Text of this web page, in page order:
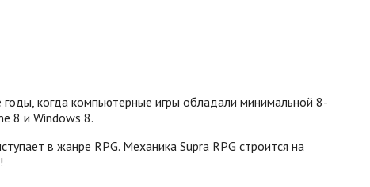
когда компьютерные игры обладали минимальной 8-
8 и Windows 8.
в жанре RPG. Механика Supra RPG строится на